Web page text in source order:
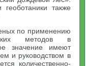
также
по применению
методов в
значение имеют
и руководством в
количественно-